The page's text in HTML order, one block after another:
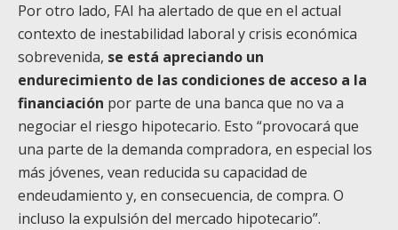
Por otro lado, FAI ha alertado de que en el actual
contexto de inestabilidad laboral y crisis económica
sobrevenida, se está apreciando un
endurecimiento de las condiciones de acceso a la
financiación por parte de una banca que no va a
negociar el riesgo hipotecario. Esto “provocará que
una parte de la demanda compradora, en especial los
más jóvenes, vean reducida su capacidad de
endeudamiento y, en consecuencia, de compra. O
incluso la expulsión del mercado hipotecario”.